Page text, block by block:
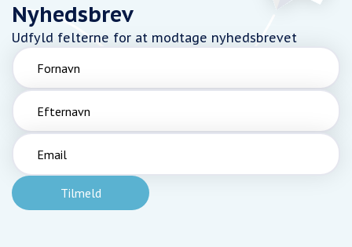
Nyhedsbrev
Udfyld felterne for at modtage nyhedsbrevet
Fornavn
Efternavn
Email